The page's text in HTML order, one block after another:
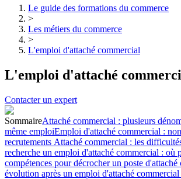
Le guide des formations du commerce
>
Les métiers du commerce
>
L'emploi d'attaché commercial
L'emploi d'attaché
Contacter un expert
SommaireAttaché commercial : plusieurs
même emploiEmploi d'attaché commercial :
recrutements Attaché commercial : les
recherche un emploi d'attaché commercial : où
compétences pour décrocher un poste d'attaché
évolution après un emploi d'attaché commercial